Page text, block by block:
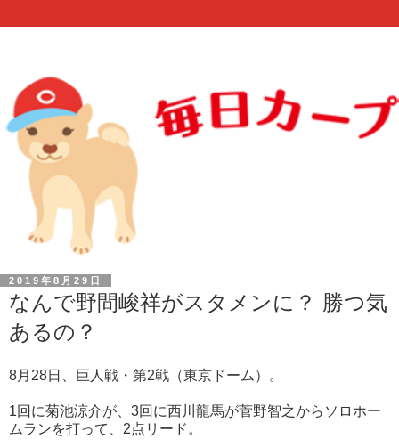
2019年8月29日
なんで野間峻祥がスタメンに？ 勝つ気
あるの？
8月28日、巨人戦・第2戦（東京ドーム）。
1回に菊池涼介が、3回に西川龍馬が菅野智之からソロホー
ムランを打って、2点リード。